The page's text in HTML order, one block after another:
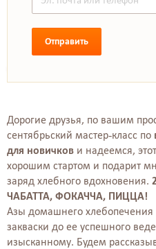
Отправить
Дорогие друзья, по вашим
сентябрьский мастер-класс по
для новичков и надеемся,
хорошим стартом и подарит
заряд хлебного вдохновения.
ЧАБАТТА, ФОКАЧЧА, ПИЦЦА!
Азы домашнего хлебопечения
закваски до ее успешного
изысканному. Будем